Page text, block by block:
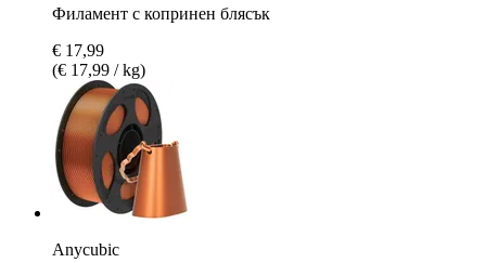
Филамент с копринен блясък
€ 17,99
(€ 17,99 / kg)
Anycubic